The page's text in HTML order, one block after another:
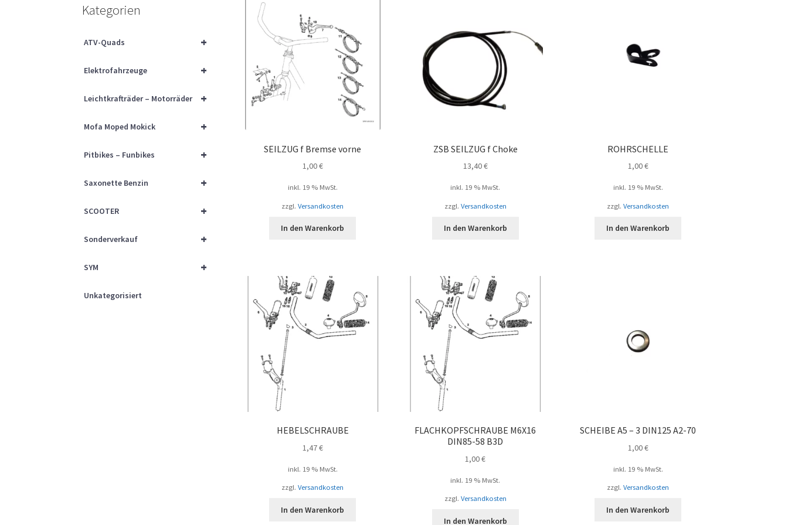
SEILZUG f Bremse vorne
1,00€
inkl. 19 % MwSt.
zzgl.Versandkosten
In den Warenkorb
ZSB SEILZUG f Choke
13,40€
inkl. 19 % MwSt.
zzgl. Versandkosten
In den Warenkorb
ROHRSCHELLE
1,00€
inkl. 19 % MwSt.
zzgl.Versandkosten
In den Warenkorb
HEBELSCHRAUBE
1,47€
inkl. 19 % MwSt.
zzgl.Versandkosten
In den Warenkorb
FLACHKOPFSCHRAUBE M6X16
DIN85-58 B3D
1,00€
inkl. 19 % MwSt.
zzgl. Versandkosten
In den Warenkorb
SCHEIBE A5 – 3 DIN125 A2-70
1,00€
inkl. 19 % MwSt.
zzgl.Versandkosten
In den Warenkorb
Kategorien
+
ATV-Quads
+
Elektrofahrzeuge
+
Leichtkrafträder – Motorräder
+
Mofa Moped Mokick
+
Pitbikes – Funbikes
+
Saxonette Benzin
+
SCOOTER
+
Sonderverkauf
+
SYM
Unkategorisiert